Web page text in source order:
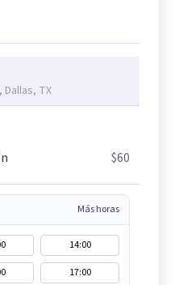
Dallas, TX
$60
Más horas
14:00
17:00